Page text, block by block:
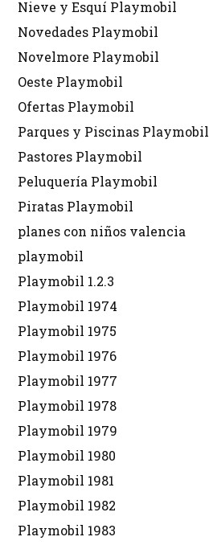
Nieve y Esquí Playmobil
Novedades Playmobil
Novelmore Playmobil
Oeste Playmobil
Ofertas Playmobil
Parques y Piscinas Playmobil
Pastores Playmobil
Peluquería Playmobil
Piratas Playmobil
planes con niños valencia
playmobil
Playmobil 1.2.3
Playmobil 1974
Playmobil 1975
Playmobil 1976
Playmobil 1977
Playmobil 1978
Playmobil 1979
Playmobil 1980
Playmobil 1981
Playmobil 1982
Playmobil 1983